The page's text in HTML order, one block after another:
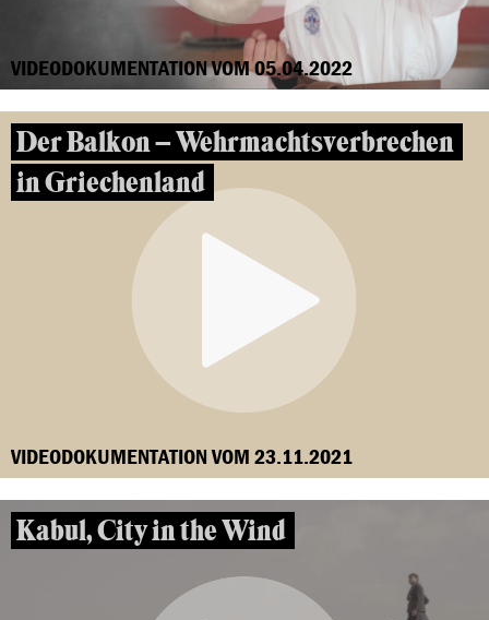
VIDEODOKUMENTATION VOM 05.04.2022
Der Balkon – Wehrmachtsverbrechen
in Griechenland
VIDEODOKUMENTATION VOM 23.11.2021
Kabul, City in the Wind